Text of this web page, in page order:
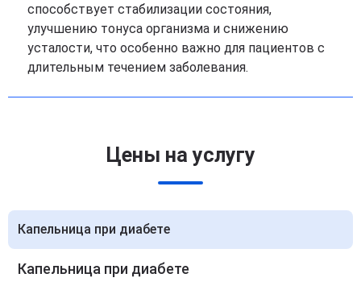
способствует стабилизации состояния,
улучшению тонуса организма и снижению
усталости, что особенно важно для пациентов с
длительным течением заболевания.
Цены на услугу
Капельница при диабете
Капельница при диабете